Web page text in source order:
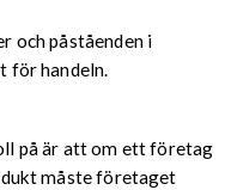
och påståenden i
för handeln.
på är att om ett företag
måste företaget